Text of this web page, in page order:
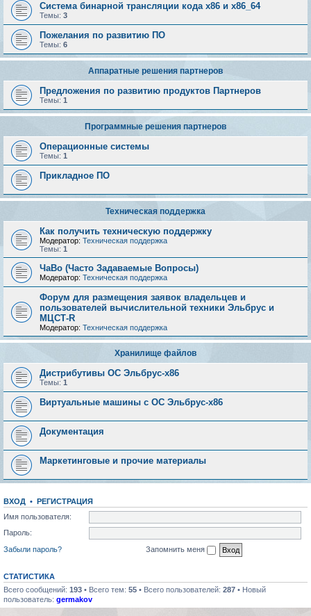
Система бинарной трансляции кода х86 и х86_64
Темы: 3
Пожелания по развитию ПО
Темы: 6
Аппаратные решения партнеров
Предложения по развитию продуктов Партнеров
Темы: 1
Программные решения партнеров
Операционные системы
Темы: 1
Прикладное ПО
Техническая поддержка
Как получить техническую поддержку
Модератор: Техническая поддержка
Темы: 1
ЧаВо (Часто Задаваемые Вопросы)
Модератор: Техническая поддержка
Форум для размещения заявок владельцев и
пользователей вычислительной техники Эльбрус и
МЦСТ-R
Модератор: Техническая поддержка
Хранилище файлов
Дистрибутивы ОС Эльбрус-x86
Темы: 1
Виртуальные машины с ОС Эльбрус-x86
Документация
Маркетинговые и прочие материалы
ВХОД • РЕГИСТРАЦИЯ
Имя пользователя:
Пароль:
Забыли пароль?
Запомнить меня
СТАТИСТИКА
Всего сообщений: 193 • Всего тем: 55 • Всего пользователей: 287 • Новый
пользователь: germakov